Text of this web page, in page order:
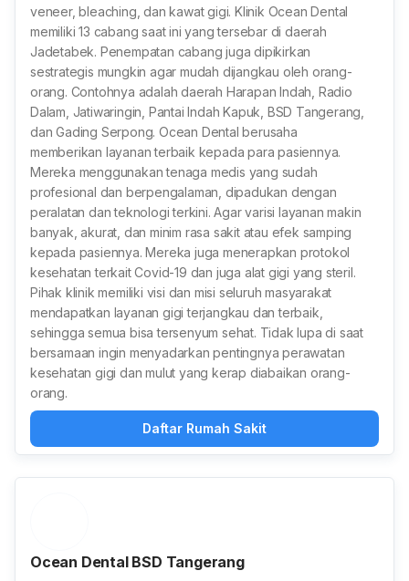
veneer, bleaching, dan kawat gigi. Klinik Ocean Dental
memiliki 13 cabang saat ini yang tersebar di daerah
Jadetabek. Penempatan cabang juga dipikirkan
sestrategis mungkin agar mudah dijangkau oleh orang-
orang. Contohnya adalah daerah Harapan Indah, Radio
Dalam, Jatiwaringin, Pantai Indah Kapuk, BSD Tangerang,
dan Gading Serpong. Ocean Dental berusaha
memberikan layanan terbaik kepada para pasiennya.
Mereka menggunakan tenaga medis yang sudah
profesional dan berpengalaman, dipadukan dengan
peralatan dan teknologi terkini. Agar varisi layanan makin
banyak, akurat, dan minim rasa sakit atau efek samping
kepada pasiennya. Mereka juga menerapkan protokol
kesehatan terkait Covid-19 dan juga alat gigi yang steril.
Pihak klinik memiliki visi dan misi seluruh masyarakat
mendapatkan layanan gigi terjangkau dan terbaik,
sehingga semua bisa tersenyum sehat. Tidak lupa di saat
bersamaan ingin menyadarkan pentingnya perawatan
kesehatan gigi dan mulut yang kerap diabaikan orang-
orang.
Daftar Rumah Sakit
Ocean Dental BSD Tangerang